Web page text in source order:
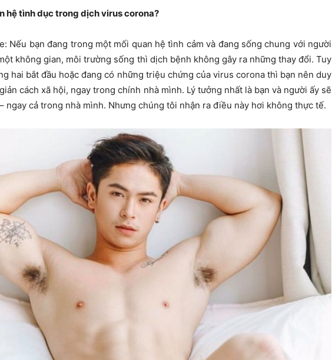
hệ tình dục trong dịch virus corona?
Nếu bạn đang trong một mối quan hệ tình cảm và đang sống chung với người
không gian, môi trường sống thì dịch bệnh không gây ra những thay đổi. Tuy
hai bắt đầu hoặc đang có những triệu chứng của virus corona thì bạn nên duy
cách xã hội, ngay trong chính nhà mình. Lý tưởng nhất là bạn và người ấy sẽ
ngay cả trong nhà mình. Nhưng chúng tôi nhận ra điều này hơi không thực tế.